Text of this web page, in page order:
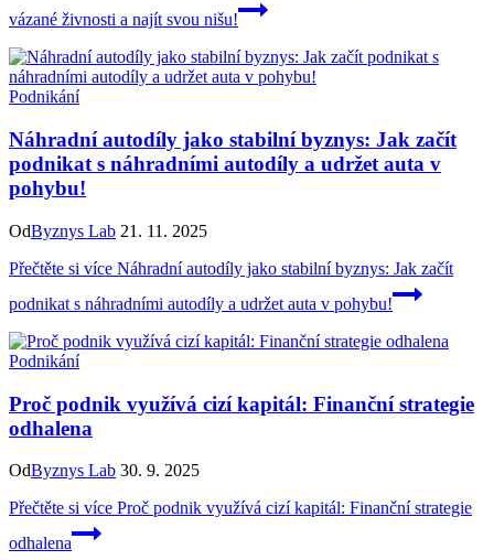
vázané živnosti a najít svou nišu!
Podnikání
Náhradní autodíly jako stabilní byznys: Jak začít
podnikat s náhradními autodíly a udržet auta v
pohybu!
OdByznys Lab 21. 11. 2025
Přečtěte si více Náhradní autodíly jako stabilní byznys: Jak začít
podnikat s náhradními autodíly a udržet auta v pohybu!
Podnikání
Proč podnik využívá cizí kapitál: Finanční strategie
odhalena
OdByznys Lab 30. 9. 2025
Přečtěte si více Proč podnik využívá cizí kapitál: Finanční strategie
odhalena